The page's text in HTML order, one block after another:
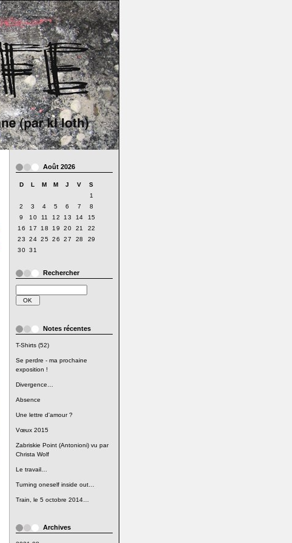
Août 2026
D L M M J V
S
1
2
3 4 5 6 7
8
9
10 11 12 13 14
15
16
17 18 19 20 21
22
23
24 25 26 27 28
29
30 31
Rechercher
Notes récentes
T-Shirts (52)
Se perdre - ma prochaine
exposition !
Divergence…
Absence
Une lettre d'amour ?
Vœux 2015
Zabriskie Point (Antonioni) vu par
Christa Wolf
Le travail…
Turning oneself inside out…
Train, le 5 octobre 2014…
Archives